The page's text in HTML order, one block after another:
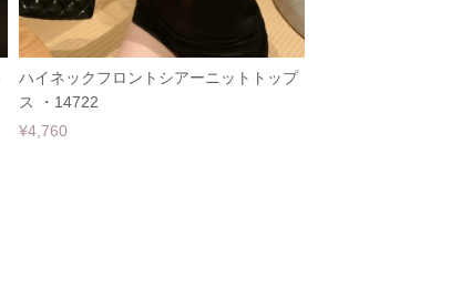
ハイネックフロントシアーニットトップ
ス ・14722
¥4,760